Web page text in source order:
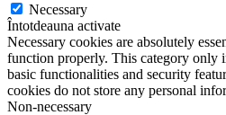
Necessary
Întotdeauna activate
Necessary cookies are absolutely
function properly. This category only
basic functionalities and security
cookies do not store any personal
Non-necessary